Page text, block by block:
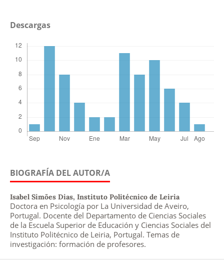
Descargas
BIOGRAFÍA DEL AUTOR/A
Isabel Simões Dias, Instituto Politécnico de Leiria
Doctora en Psicología por La Universidad de Aveiro,
Portugal. Docente del Departamento de Ciencias Sociales
de la Escuela Superior de Educación y Ciencias Sociales del
Instituto Politécnico de Leiria, Portugal. Temas de
investigación: formación de profesores.